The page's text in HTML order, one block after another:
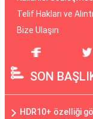
Telif Hakları ve Alıntı
Bize Ulaşın
SON
HDR10+ özelliği